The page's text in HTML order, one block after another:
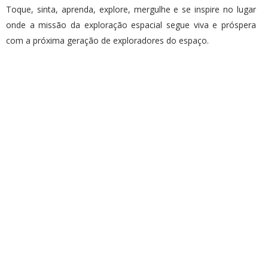
Toque, sinta, aprenda, explore, mergulhe e se inspire no lugar
onde a missão da exploração espacial segue viva e próspera
com a próxima geração de exploradores do espaço.